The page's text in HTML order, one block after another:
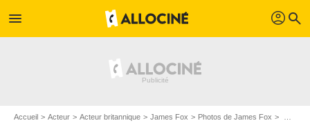
menu profil search
Accueil Acteur Acteur britannique James Fox Photos de James Fox